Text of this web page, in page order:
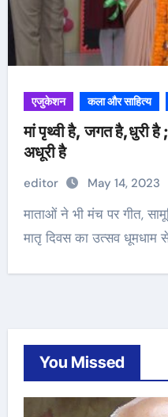
एजुकेशन कला और साहित्य
मां पृथ्वी है, जगत है,धुरी है
अधूरी है
editor May 14, 2023
माताओं ने भी मंच पर गीत, सामूहिक नृत्य की अनुपम प्रस्तुति दी
मातृ दिवस का उत्सव धूमधाम
You Missed